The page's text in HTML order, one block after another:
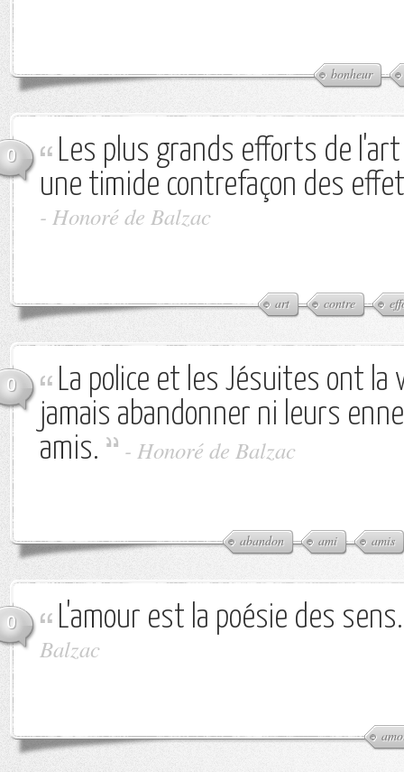
bonheur
0
Les plus grands efforts de
une timide contrefaçon des
- Honoré de Balzac
art contre
0
La police et les Jésuites ont la
jamais abandonner ni leurs
amis.
- Honoré de Balzac
abandon ami amis
0 L'amour est la poésie des sens.
Balzac